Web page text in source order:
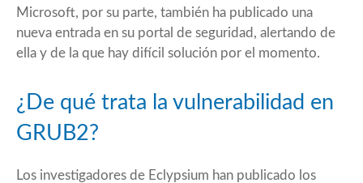
Microsoft, por su parte, también ha publicado una
nueva entrada en su portal de seguridad, alertando de
ella y de la que hay difícil solución por el momento.
¿De qué trata la vulnerabilidad en
GRUB2?
Los investigadores de Eclypsium han publicado los